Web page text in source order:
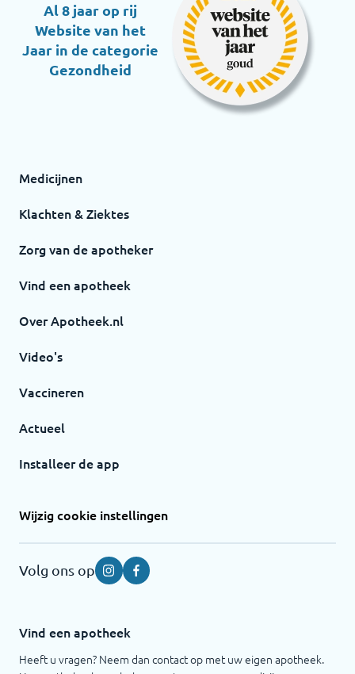
Al 8 jaar op rij
Website van het
Jaar in de categorie
Gezondheid
Medicijnen
Klachten & Ziektes
Zorg van de apotheker
Vind een apotheek
Over Apotheek.nl
Video's
Vaccineren
Actueel
Installeer de app
Wijzig cookie instellingen
Volg ons op InstagramFacebook
Vind een apotheek
Heeft u vragen? Neem dan contact op met uw eigen apotheek.